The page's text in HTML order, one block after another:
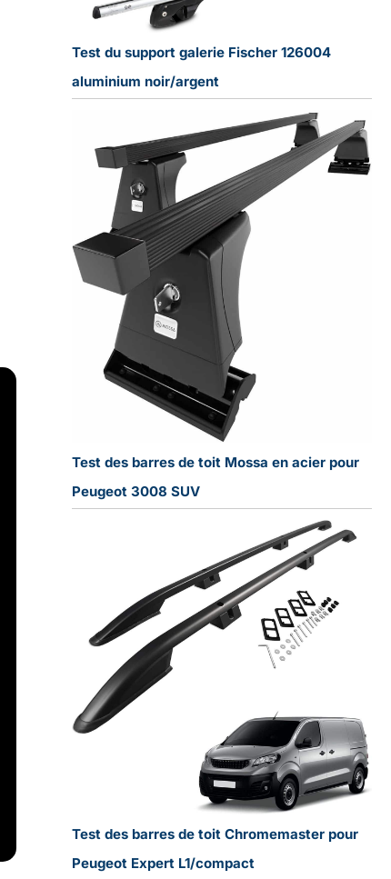
Test du support galerie Fischer 126004
aluminium noir/argent
Test des barres de toit Mossa en acier pour
Peugeot 3008 SUV
Test des barres de toit Chromemaster pour
Peugeot Expert L1/compact